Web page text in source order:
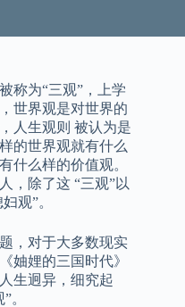
称为“三观”，上学
世界观是对世界的
人生观则 被认为是
的世界观就有什么
什么样的价值观。
，除了这 “三观”以
观”。
，对于大多数现实
妯娌的三国时代》
生迥异，细究起
。